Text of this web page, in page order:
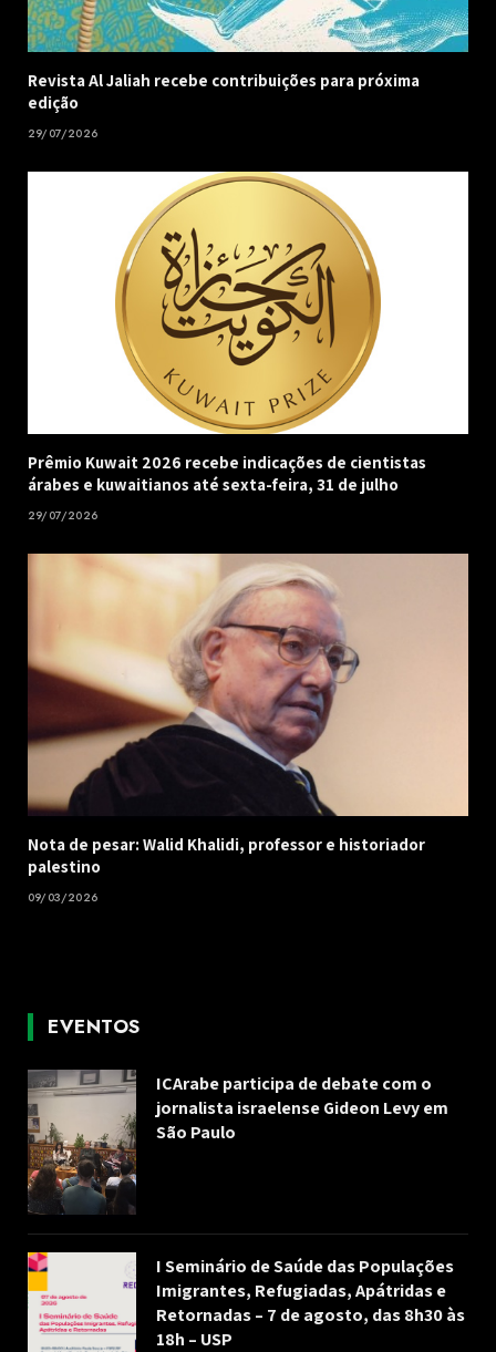
Revista Al Jaliah recebe contribuições para próxima
edição
29/07/2026
Prêmio Kuwait 2026 recebe indicações de cientistas
árabes e kuwaitianos até sexta-feira, 31 de julho
29/07/2026
Nota de pesar: Walid Khalidi, professor e historiador
palestino
09/03/2026
EVENTOS
ICArabe participa de debate com o
jornalista israelense Gideon Levy em
São Paulo
I Seminário de Saúde das Populações
Imigrantes, Refugiadas, Apátridas e
Retornadas – 7 de agosto, das 8h30 às
18h – USP